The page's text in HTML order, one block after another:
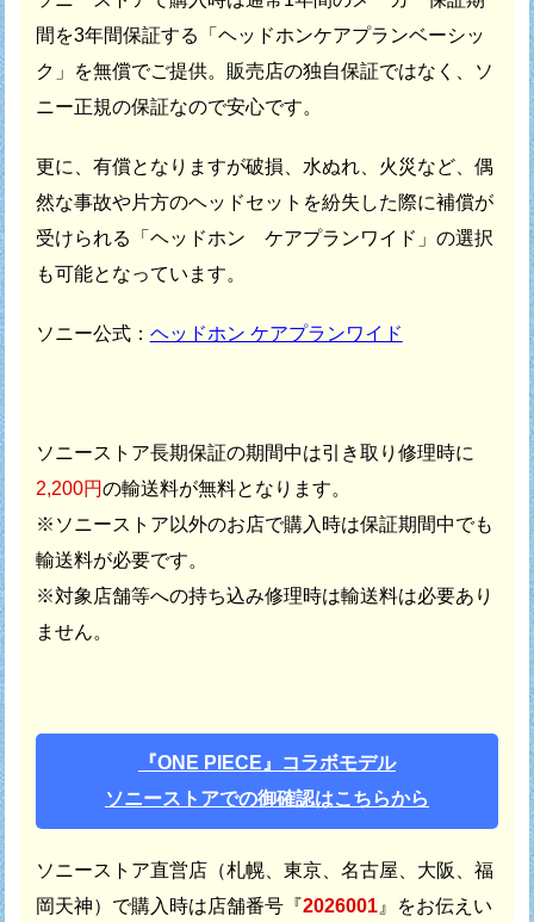
間を3年間保証する「ヘッドホンケアプランベーシッ
ク」を無償でご提供。 販売店の独自保証ではなく、ソ
ニー正規の保証なので安心です。
更に、有償となりますが破損、水ぬれ、火災など、偶
然な事故や片方のヘッドセットを紛失した際に補償が
受けられる 「ヘッドホン ケアプランワイド」の選択
も可能となっています。
ソニー公式： ヘッドホン ケアプランワイド
ソニーストア長期保証の期間中は引き取り修理時に
2,200円の輸送料が無料となります。
※ソニーストア以外のお店で購入時は保証期間中でも
輸送料が必要です。
※対象店舗等への持ち込み修理時は輸送料は必要あり
ません。
『ONE PIECE』コラボモデル
ソニーストアでの御確認はこちらから
ソニーストア直営店（札幌、東京、名古屋、大阪、福
岡天神）で購入時は店舗番号『2026001』をお伝えい